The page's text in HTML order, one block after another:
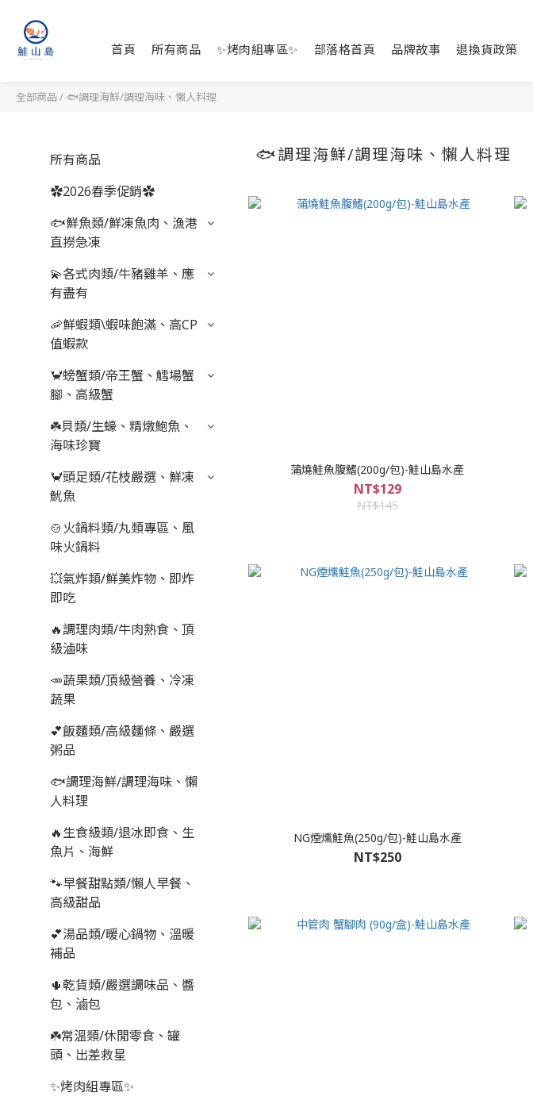
首頁 所有商品 ✨烤肉組專區✨ 部落格首頁 品牌故事 退換貨政策
全部商品 / 🐟調理海鮮/調理海味、懶人料理
所有商品
✿2026春季促銷✿
🐟鮮魚類/鮮凍魚肉、漁港
直撈急凍
💫各式肉類/牛豬雞羊、應
有盡有
🦐鮮蝦類\蝦味飽滿、高CP
值蝦款
🦀螃蟹類/帝王蟹、鱈場蟹
腳、高級蟹
☘️貝類/生蠔、精燉鮑魚、
海味珍寶
🦀頭足類/花枝嚴選、鮮凍
魷魚
🍲火鍋料類/丸類專區、風
味火鍋料
💥氣炸類/鮮美炸物、即炸
即吃
🔥調理肉類/牛肉熟食、頂
級滷味
🥕蔬果類/頂級營養、冷凍
蔬果
💕飯麵類/高級麵條、嚴選
粥品
🐟調理海鮮/調理海味、懶
人料理
🔥生食級類/退冰即食、生
魚片、海鮮
🐾早餐甜點類/懶人早餐、
高級甜品
💕湯品類/暖心鍋物、溫暖
補品
🌵乾貨類/嚴選調味品、醬
包、滷包
☘️常溫類/休閒零食、罐
頭、出差救星
✨烤肉組專區✨
🐟調理海鮮/調理海味、懶人料理
蒲燒鮭魚腹鰭(200g/包)-鮭山島水產
NT$129
NT$145
NG煙燻鮭魚(250g/包)-鮭山島水產
NT$250